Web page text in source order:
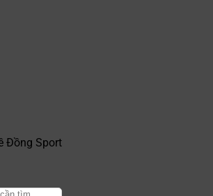
Đồng Sport